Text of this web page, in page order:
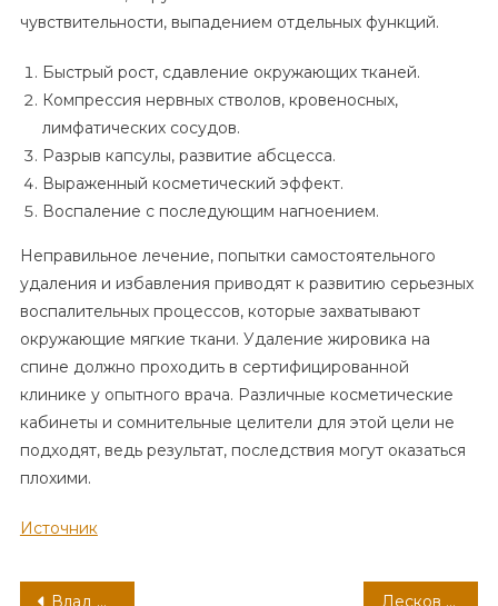
чувствительности, выпадением отдельных функций.
Быстрый рост, сдавление окружающих тканей.
Компрессия нервных стволов, кровеносных,
лимфатических сосудов.
Разрыв капсулы, развитие абсцесса.
Выраженный косметический эффект.
Воспаление с последующим нагноением.
Неправильное лечение, попытки самостоятельного
удаления и избавления приводят к развитию серьезных
воспалительных процессов, которые захватывают
окружающие мягкие ткани. Удаление жировика на
спине должно проходить в сертифицированной
клинике у опытного врача. Различные косметические
кабинеты и сомнительные целители для этой цели не
подходят, ведь результат, последствия могут оказаться
плохими.
Источник